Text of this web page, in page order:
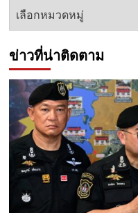
หัวข้อ
ข่าวที่น่าติดตาม